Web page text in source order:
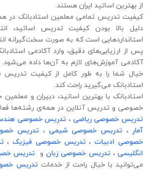
از بهترین اساتید ایران هستند.
کیفیت تدریس تمامی معلمین استادبانک در
دلیل بالا بودن کیفیت تدریس اساتید،
استانداردهایی است که به صورت سخت‌گیرانه
پس از ارزیابی‌های دقیق، وارد آکادمی
آکادمی آموزش‌های لازم به آن‌ها داده
خیال شما را به طور کامل از کیفیت
استادبانک می‌گیرید راحت کند.
استادبانک با بهترین اساتید، دبیران و
خصوصی و تدریس آنلاین در همه‌ی رشته‌ها
تدریس خصوصی ریاضی ، تدریس خصوصی
آمار ، تدریس خصوصی شیمی ، تدریس
خصوصی ادبیات ، تدریس خصوصی فیزیک ،
انگلیسی، تدریس خصوصی زبان و تدریس
می‌توانید با خیال راحت از خدمات تدریس